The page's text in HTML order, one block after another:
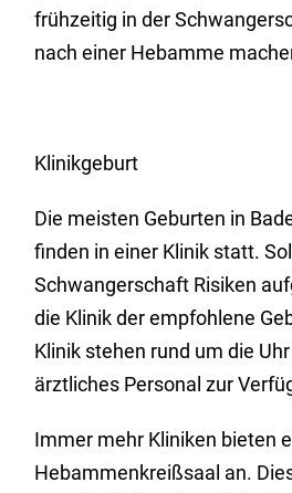
frühzeitig in der
nach einer Hebamme
Klinikgeburt
Die meisten Geburten in
finden in einer Klinik statt.
Schwangerschaft Risiken
die Klinik der empfohlene
Klinik stehen rund um die
ärztliches Personal zur
Immer mehr Kliniken bieten
Hebammenkreißsaal an.